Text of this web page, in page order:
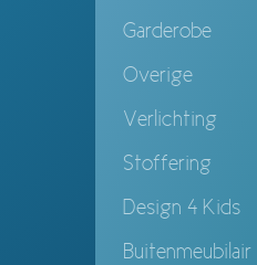
Garderobe
Overige
Verlichting
Stoffering
Design 4 Kids
Buitenmeubilair